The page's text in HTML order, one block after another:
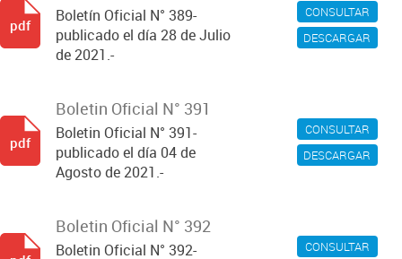
CONSULTAR
DESCARGAR
Boletín Oficial N° 389-
publicado el día 28 de Julio
de 2021.-
pdf
CONSULTAR
DESCARGAR
Boletin Oficial N° 391
Boletin Oficial N° 391-
publicado el día 04 de
Agosto de 2021.-
pdf
CONSULTAR
Boletin Oficial N° 392
Boletin Oficial N° 392-